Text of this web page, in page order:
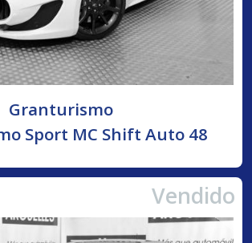
Granturismo
Sport MC Shift Auto 48
Vendido